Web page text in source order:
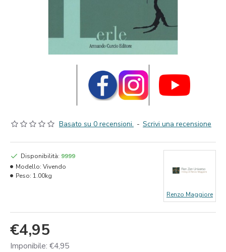
Basato su 0 recensioni. - Scrivi una recensione
€4,95
Imponibile: €4,95
Disponibilità: 9999
Modello: Vivendo
Peso: 1.00kg
Renzo Maggiore